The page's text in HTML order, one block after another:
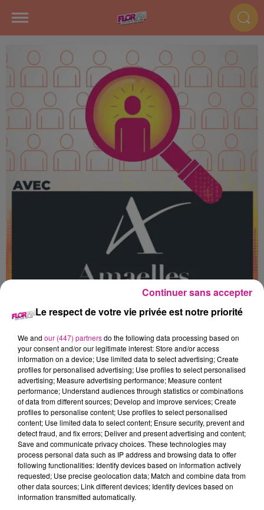
BARMAN / BARMAID (H/F)
Wittelsheim
Vos missions :
réparer et servir des cocktails, softs et boissons classiques
avec efficacité
Maîtriser la carte et servir les clients avec le sourire
Assurer la mise en place et le nettoyage du bar
Veiller à la gestion des stocks et au réapprovisionnement
Maintenir un bar propre, organisé et toujours opérationnel
Travailler en équipe avec la salle et la cuisine pour une
Le respect de votre vie privée est notre priorité
We and our (447) partnersdo the following data processing based on
your consent and/or our legitimate interest: Store and/or access
information on a device; Use limited data to select advertising; Create
profiles for personalised advertising; Use profiles to select personalised
advertising; Measure advertising performance; Measure content
performance; Understand audiences through statistics or combinations
of data from different sources; Develop and improve services; Create
profiles to personalise content; Use profiles to select personalised
content; Use limited data to select content; Ensure security, prevent and
detect fraud, and fix errors; Deliver and present advertising and content;
Save and communicate privacy choices. These technologies may
process personal data such as IP address and browsing data to offer
following functionalities: Identify devices based on information actively
requested; Use precise geolocation data; Match and combine data from
other data sources; Link different devices; Identify devices based on
information transmitted automatically.
Continuer sans accepter